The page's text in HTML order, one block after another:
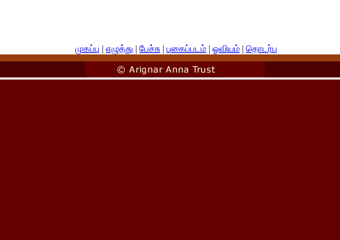
முகப்பு | எழுத்து | பேச்சு | புகைப்படம் | ஓவியம் | தொடர்பு